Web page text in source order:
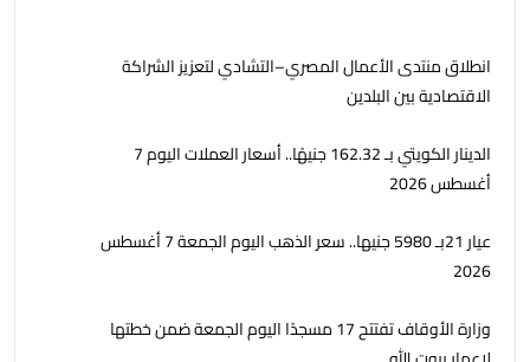
انطلاق منتدى الأعمال المصري–التشادي لتعزيز الشراكة
الاقتصادية بين البلدين
الدينار الكويتي بـ 162.32 جنيهًا.. أسعار العملات اليوم 7
أغسطس 2026
عيار 21بـ 5980 جنيها.. سعر الذهب اليوم الجمعة 7 أغسطس
2026
وزارة الأوقاف تفتتح 17 مسجدًا اليوم الجمعة ضمن خطتها